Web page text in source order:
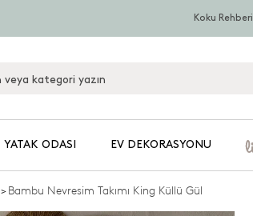
Koku Rehberi
YATAK ODASI EV DEKORASYONU
>Bambu Nevresim Takımı King Küllü Gül